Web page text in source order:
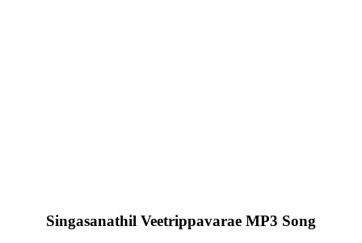
Singasanathil Veetrippavarae MP3 Song